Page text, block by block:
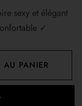
sexy et élégant
✓
AU PANIER